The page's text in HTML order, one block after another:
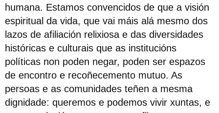
humana. Estamos convencidos de que a visión
espiritual da vida, que vai máis alá mesmo dos
lazos de afiliación relixiosa e das diversidades
históricas e culturais que as institucións
políticas non poden negar, poden ser espazos
de encontro e recoñecemento mutuo. As
persoas e as comunidades teñen a mesma
dignidade: queremos e podemos vivir xuntas, e